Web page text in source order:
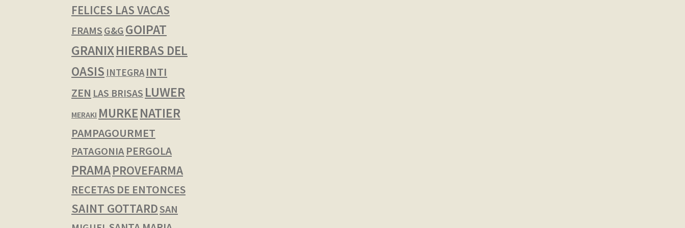
FELICES LAS VACAS
FRAMS G&G GOIPAT
GRANIXHIERBAS DEL
OASIS INTEGRA INTI
ZEN LAS BRISAS LUWER
MERAKI MURKENATIER
PAMPAGOURMET
PATAGONIAPERGOLA
PRAMAPROVEFARMA
RECETAS DE ENTONCES
SAINT GOTTARDSAN